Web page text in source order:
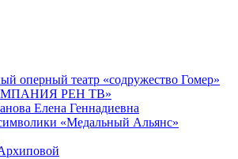
оперный театр «содружество Гомер»
РЕН ТВ»
Елена Геннадиевна
«Медальный Альянс»